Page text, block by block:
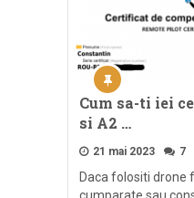
Cum sa-ti iei
si A2 …
21 mai 2023 7
Daca folositi drone
cumparate sau